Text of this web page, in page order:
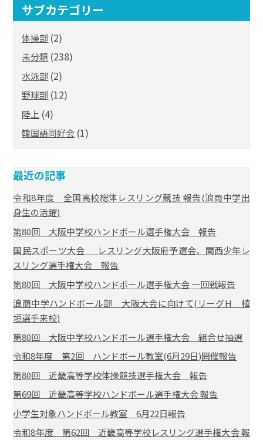
サブカテゴリー
体操部 (2)
未分類 (238)
水泳部 (2)
野球部 (12)
陸上 (4)
韓国語同好会 (1)
最近の記事
令和8年度 全国高校総体レスリング競技 報告(浪商中学出
身生の活躍)
第80回 大阪中学校ハンドボール選手権大会 報告
国民スポーツ大会 レスリング大阪府予選会、関西少年レ
スリング選手権大会 報告
第80回 大阪中学校ハンドボール選手権大会 一回戦報告
浪商中学ハンドボール部 大阪大会に向けて(リーグH 植
垣選手来校)
第80回 大阪中学校ハンドボール選手権大会 組合せ抽選
令和8年度 第2回 ハンドボール教室(6月29日)開催報告
第80回 近畿高等学校体操競技選手権大会 報告
第69回 近畿高等学校ハンドボール選手権大会 報告
小学生対象ハンドボール教室 6月22日報告
令和8年度 第62回 近畿高等学校レスリング選手権大会 報